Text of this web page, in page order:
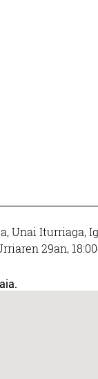
Unai Iturriaga,
29an,